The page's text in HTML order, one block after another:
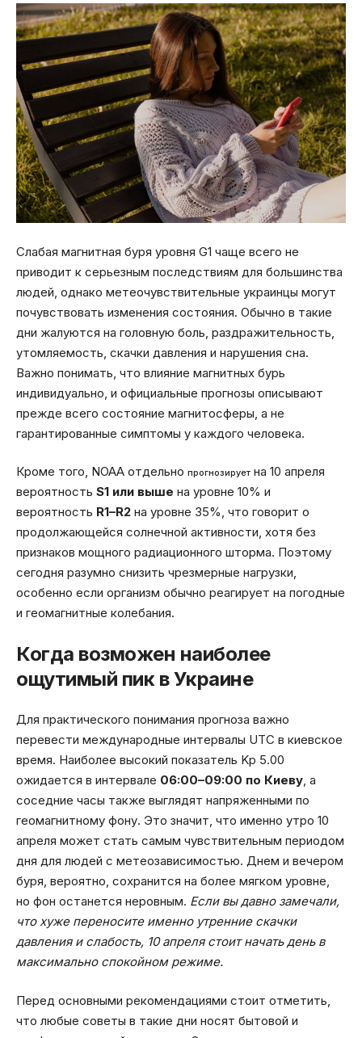
Слабая магнитная буря уровня G1 чаще всего не
приводит к серьезным последствиям для большинства
людей, однако метеочувствительные украинцы могут
почувствовать изменения состояния. Обычно в такие
дни жалуются на головную боль, раздражительность,
утомляемость, скачки давления и нарушения сна.
Важно понимать, что влияние магнитных бурь
индивидуально, и официальные прогнозы описывают
прежде всего состояние магнитосферы, а не
гарантированные симптомы у каждого человека.
Кроме того, NOAA отдельно прогнозирует на 10 апреля
вероятность S1 или выше на уровне 10% и
вероятность R1–R2 на уровне 35%, что говорит о
продолжающейся солнечной активности, хотя без
признаков мощного радиационного шторма. Поэтому
сегодня разумно снизить чрезмерные нагрузки,
особенно если организм обычно реагирует на погодные
и геомагнитные колебания.
Когда возможен наиболее
ощутимый пик в Украине
Для практического понимания прогноза важно
перевести международные интервалы UTC в киевское
время. Наиболее высокий показатель Kp 5.00
ожидается в интервале 06:00–09:00 по Киеву, а
соседние часы также выглядят напряженными по
геомагнитному фону. Это значит, что именно утро 10
апреля может стать самым чувствительным периодом
дня для людей с метеозависимостью. Днем и вечером
буря, вероятно, сохранится на более мягком уровне,
но фон останется неровным. Если вы давно замечали,
что хуже переносите именно утренние скачки
давления и слабость, 10 апреля стоит начать день в
максимально спокойном режиме.
Перед основными рекомендациями стоит отметить,
что любые советы в такие дни носят бытовой и